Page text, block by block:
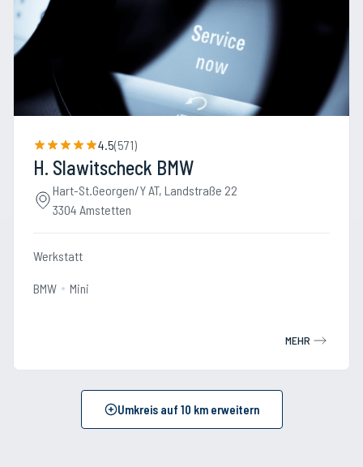
4.5(571)
H. Slawitscheck BMW
Hart-St.Georgen/Y AT, Landstraße 22
3304 Amstetten
Werkstatt
BMW Mini
MEHR
Umkreis auf 10 km erweitern